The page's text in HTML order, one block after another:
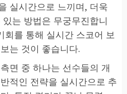
실시간으로 느끼며, 더욱
는 방법은 무궁무진합니
회를 통해 실시간 스코어 보
는 것이 좋습니다.
면 중 하나는 선수들의 개
적인 전략을 실시간으로 추